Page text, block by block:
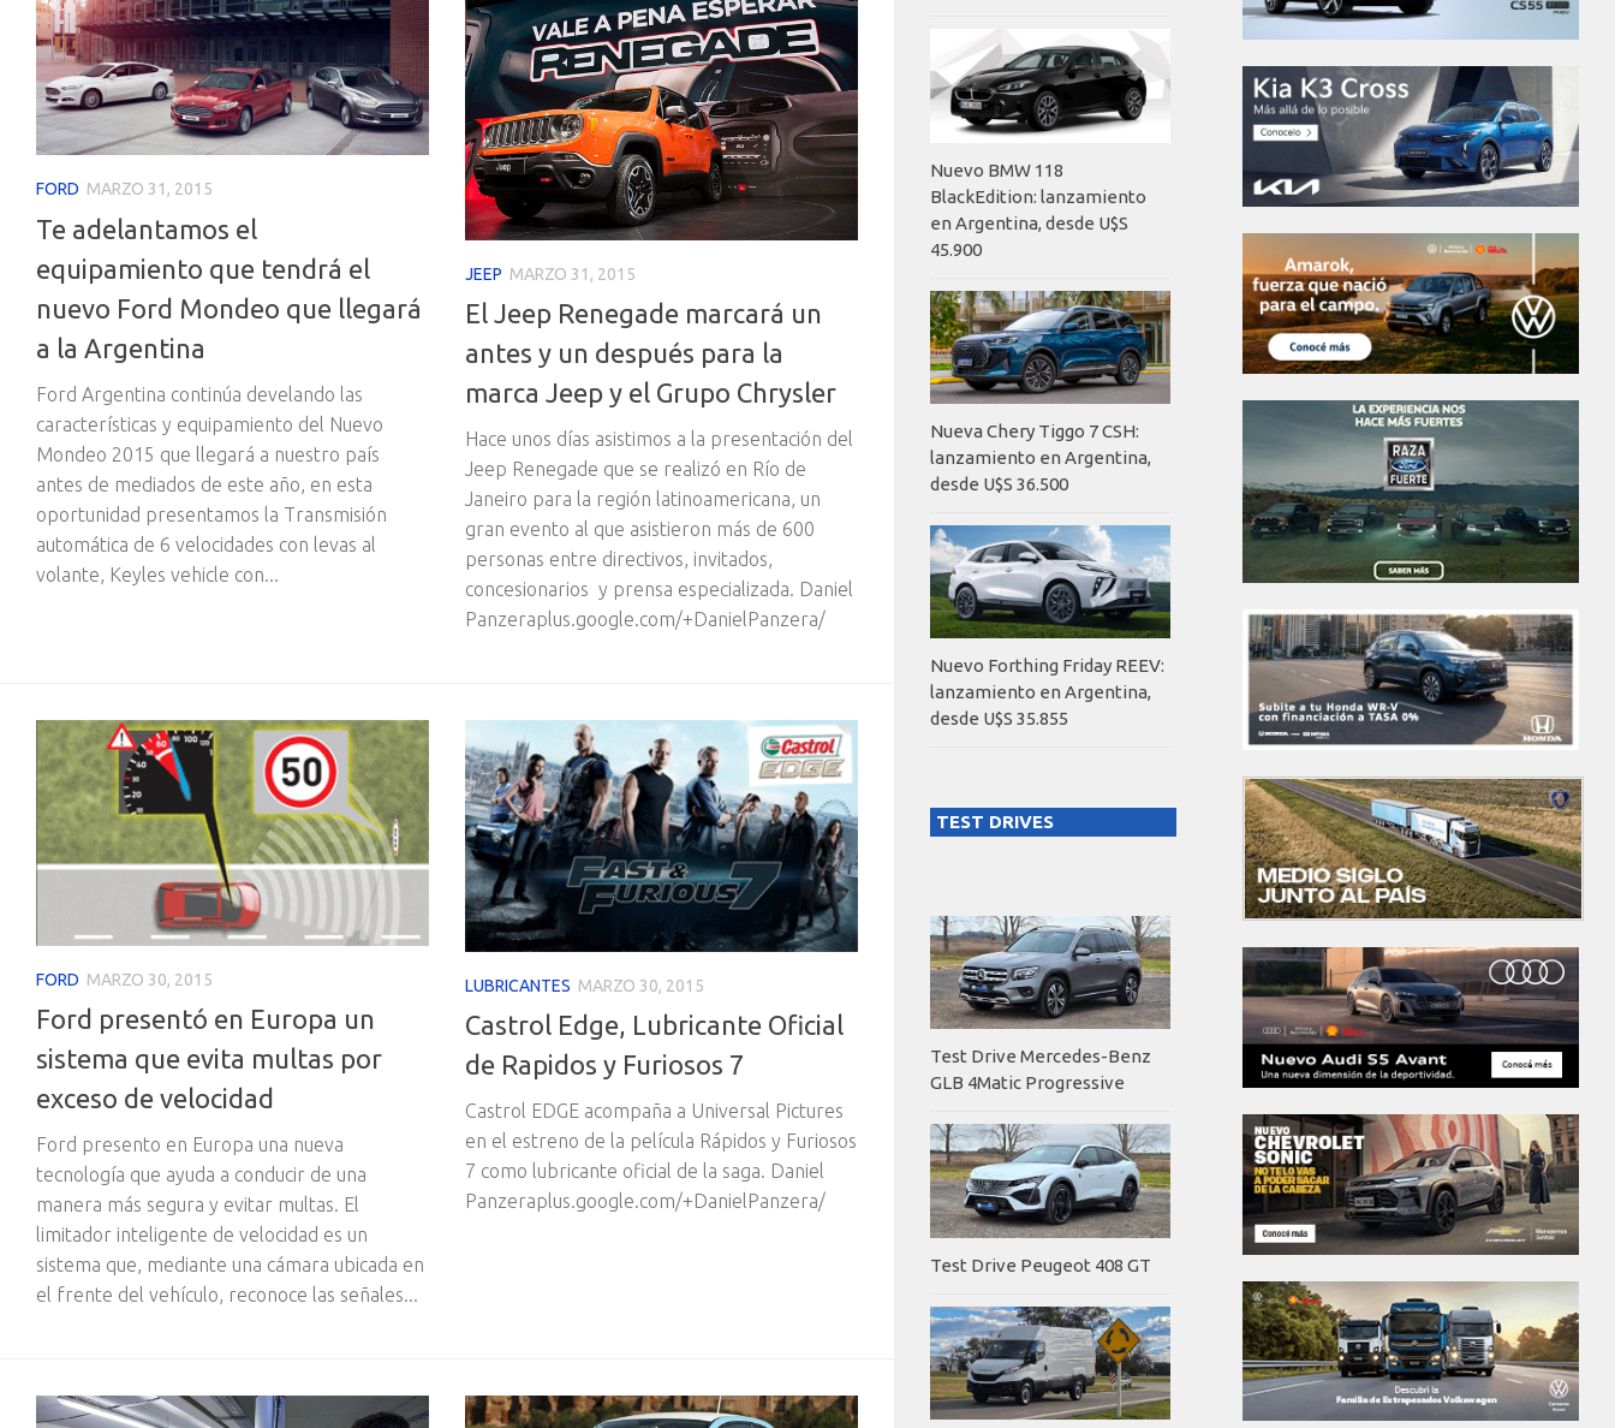
FORD MARZO 31, 2015
Te adelantamos el
equipamiento que tendrá el
nuevo Ford Mondeo que llegará
a la Argentina
Ford Argentina continúa develando las
características y equipamiento del Nuevo
Mondeo 2015 que llegará a nuestro país
antes de mediados de este año, en esta
oportunidad presentamos la Transmisión
automática de 6 velocidades con levas al
volante, Keyles vehicle con...
JEEP MARZO 31, 2015
El Jeep Renegade marcará un
antes y un después para la
marca Jeep y el Grupo Chrysler
Hace unos días asistimos a la presentación del
Jeep Renegade que se realizó en Río de
Janeiro para la región latinoamericana, un
gran evento al que asistieron más de 600
personas entre directivos, invitados,
concesionarios y prensa especializada. Daniel
Panzeraplus.google.com/+DanielPanzera/
FORD MARZO 30, 2015
Ford presentó en Europa un
sistema que evita multas por
exceso de velocidad
Ford presento en Europa una nueva
tecnología que ayuda a conducir de una
manera más segura y evitar multas. El
limitador inteligente de velocidad es un
sistema que, mediante una cámara ubicada en
el frente del vehículo, reconoce las señales...
LUBRICANTES MARZO 30, 2015
Castrol Edge, Lubricante Oficial
de Rapidos y Furiosos 7
Castrol EDGE acompaña a Universal Pictures
en el estreno de la película Rápidos y Furiosos
7 como lubricante oficial de la saga. Daniel
Panzeraplus.google.com/+DanielPanzera/
Nuevo BMW 118
BlackEdition: lanzamiento
en Argentina, desde U$S
45.900
Nueva Chery Tiggo 7 CSH:
lanzamiento en Argentina,
desde U$S 36.500
Nuevo Forthing Friday REEV:
lanzamiento en Argentina,
desde U$S 35.855
TEST DRIVES
Test Drive Mercedes-Benz
GLB 4Matic Progressive
Test Drive Peugeot 408 GT